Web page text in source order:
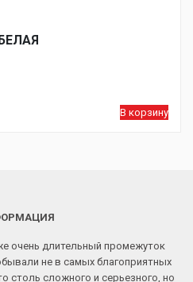
В корзину
очень длительный промежуток
не в самых благоприятных
столь сложного и серьезного, но